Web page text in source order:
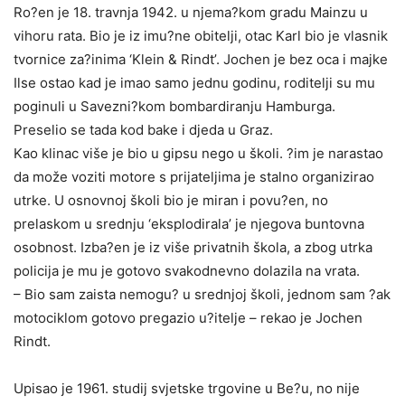
Ro?en je 18. travnja 1942. u njema?kom gradu Mainzu u
vihoru rata. Bio je iz imu?ne obitelji, otac Karl bio je vlasnik
tvornice za?inima ‘Klein & Rindt’. Jochen je bez oca i majke
Ilse ostao kad je imao samo jednu godinu, roditelji su mu
poginuli u Savezni?kom bombardiranju Hamburga.
Preselio se tada kod bake i djeda u Graz.
Kao klinac više je bio u gipsu nego u školi. ?im je narastao
da može voziti motore s prijateljima je stalno organizirao
utrke. U osnovnoj školi bio je miran i povu?en, no
prelaskom u srednju ‘eksplodirala’ je njegova buntovna
osobnost. Izba?en je iz više privatnih škola, a zbog utrka
policija je mu je gotovo svakodnevno dolazila na vrata.
– Bio sam zaista nemogu? u srednjoj školi, jednom sam ?ak
motociklom gotovo pregazio u?itelje – rekao je Jochen
Rindt.
Upisao je 1961. studij svjetske trgovine u Be?u, no nije